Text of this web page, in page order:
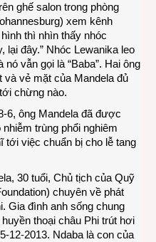
tình
cảm
ghế salon trong phòng
xem kênh
thì nhìn thấy nhóc
lại đây.” Nhóc Lewanika leo
vẫn gọi là “Baba”. Hai ông
và vẻ mặt của Mandela đủ
chừng nào.
6, ông Mandela đã được
trùng phổi nghiêm
tới việc chuẩn bị cho lễ tang
30 tuổi, Chủ tịch của Quỹ
chuyên về phát
Gia đình anh sống chung
thoại châu Phi trút hơi
12-2013. Ndaba là con của